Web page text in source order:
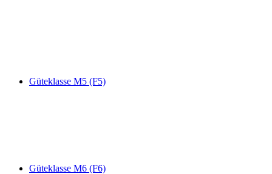
Güteklasse M5 (F5)
Güteklasse M6 (F6)